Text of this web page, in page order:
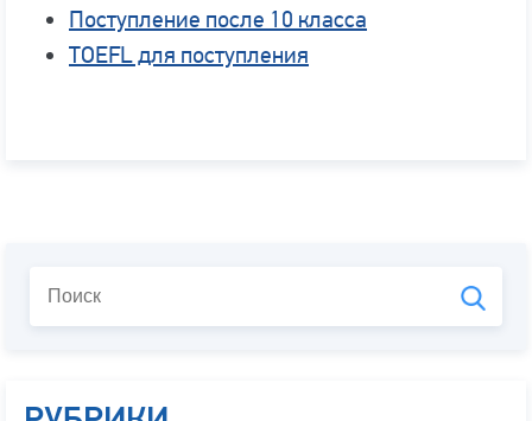
Поступление после 10 класса
TOEFL для поступления